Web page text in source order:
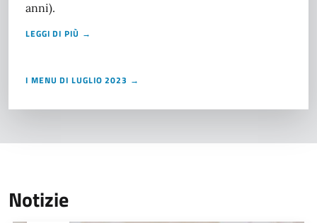
anni).
LEGGI DI PIÙ →
I MENU DI LUGLIO 2023 →
Notizie